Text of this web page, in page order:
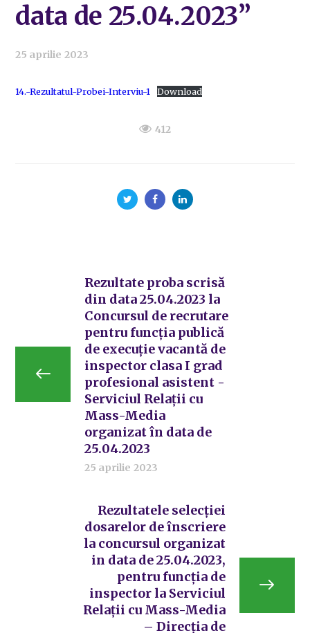
data de 25.04.2023”
25 aprilie 2023
14.-Rezultatul-Probei-Interviu-1 Download
412
Rezultate proba scrisă
din data 25.04.2023 la
Concursul de recrutare
pentru funcția publică
de execuție vacantă de
inspector clasa I grad
profesional asistent -
Serviciul Relații cu
Mass-Media
organizat în data de
25.04.2023
25 aprilie 2023
Rezultatele selecției
dosarelor de înscriere
la concursul organizat
in data de 25.04.2023,
pentru funcția de
inspector la Serviciul
Relații cu Mass-Media
– Direcția de